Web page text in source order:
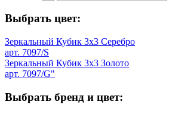
Выбрать цвет:
Зеркальный Кубик 3х3 Серебро
арт. 7097/S
Зеркальный Кубик 3х3 Золото
арт. 7097/G"
Выбрать бренд и цвет: